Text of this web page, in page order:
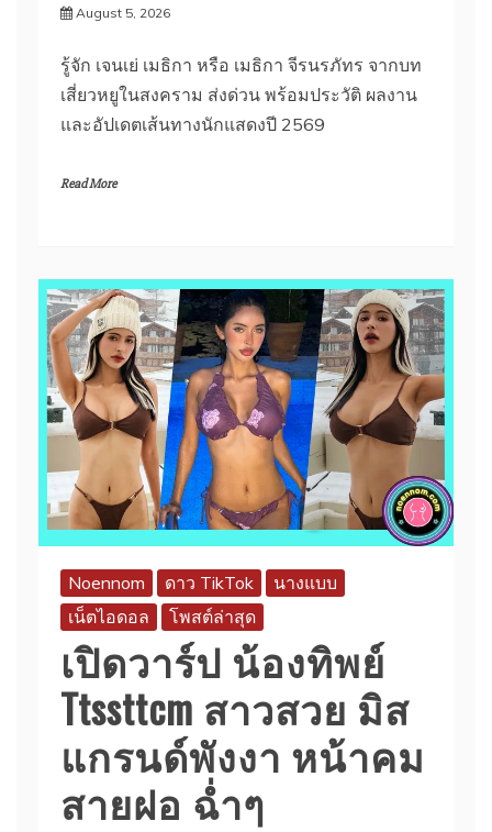
August 5, 2026
รู้จัก เจนเย่ เมธิกา หรือ เมธิกา จีรนรภัทร จากบท
เสี่ยวหยูในสงคราม ส่งด่วน พร้อมประวัติ ผลงาน
และอัปเดตเส้นทางนักแสดงปี 2569
Read More
Noennom ดาว TikTok
นางแบบ
เน็ตไอดอล
โพสต์ล่าสุด
เปิดวาร์ป น้องทิพย์
Ttssttcm สาวสวย มิส
แกรนด์พังงา หน้าคม
สายฝอ ฉ่ำๆ